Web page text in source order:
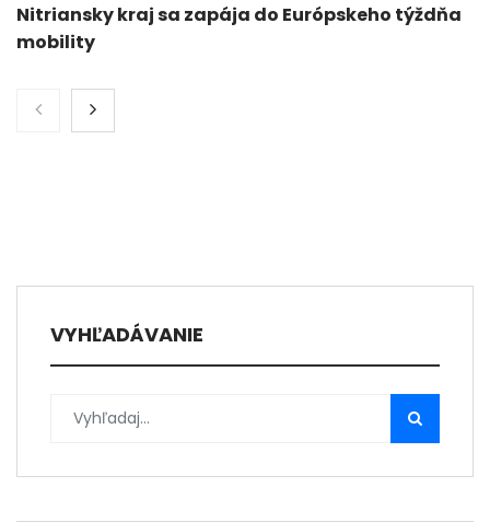
Nitriansky kraj sa zapája do Európskeho týždňa
mobility
VYHĽADÁVANIE